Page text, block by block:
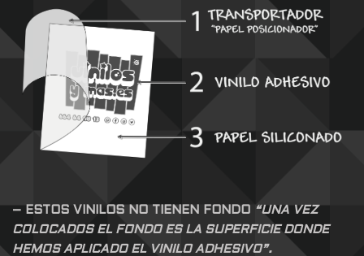
– ESTOS VINILOS NO TIENEN FONDO “UNA VEZ
COLOCADOS EL FONDO ES LA SUPERFICIE DONDE
HEMOS APLICADO EL VINILO ADHESIVO”.